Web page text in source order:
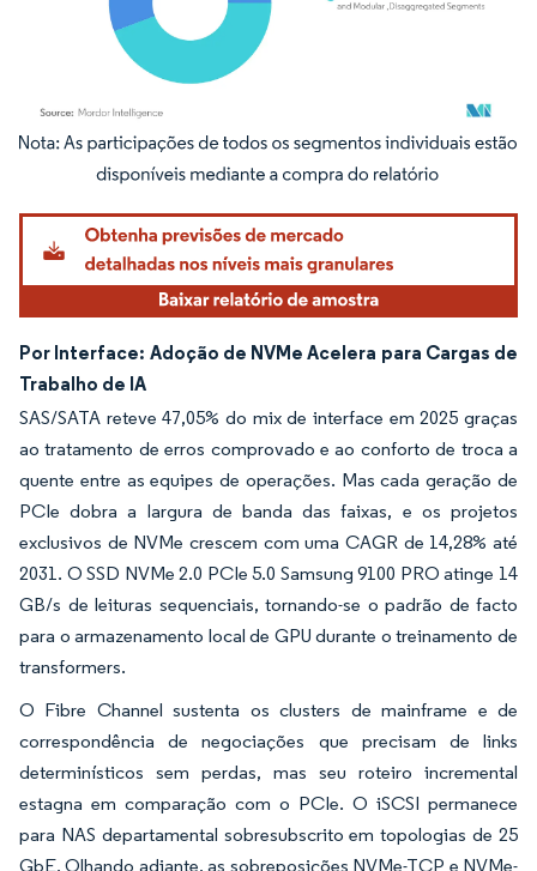
Imagem © Mordor Intelligence. O reuso requer atribuição conforme CC BY 4.0.
Por Interface: Adoção de NVMe Acelera para Cargas de
Trabalho de IA
SAS/SATA reteve 47,05% do mix de interface em 2025 graças
ao tratamento de erros comprovado e ao conforto de troca a
quente entre as equipes de operações. Mas cada geração de
PCIe dobra a largura de banda das faixas, e os projetos
exclusivos de NVMe crescem com uma CAGR de 14,28% até
2031. O SSD NVMe 2.0 PCIe 5.0 Samsung 9100 PRO atinge 14
GB/s de leituras sequenciais, tornando-se o padrão de facto
para o armazenamento local de GPU durante o treinamento de
transformers.
O Fibre Channel sustenta os clusters de mainframe e de
correspondência de negociações que precisam de links
determinísticos sem perdas, mas seu roteiro incremental
estagna em comparação com o PCIe. O iSCSI permanece
para NAS departamental sobresubscrito em topologias de 25
GbE. Olhando adiante, as sobreposições NVMe-TCP e NVMe-